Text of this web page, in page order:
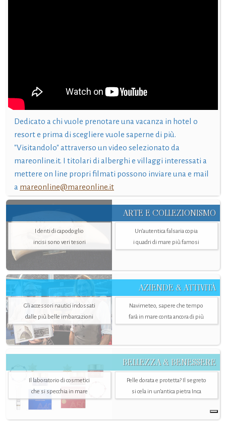
Dedicato a chi vuole prenotare una vacanza in hotel o
resort e prima di scegliere vuole saperne di più.
"Visitandolo" attraverso un video selezionato da
mareonline.it. I titolari di alberghi e villaggi interessati a
mettere on line propri filmati possono inviare una e mail
a mareonline@mareonline.it
ARTE E COLLEZIONISMO
I denti di capodoglio
incisi sono veri tesori
Un’autentica falsaria copia
i quadri di mare più famosi
AZIENDE & ATTIVITÀ
Gli accessori nautici indossati
dalle più belle imbarcazioni
Navimeteo, sapere che tempo
farà in mare conta ancora di più
BELLEZZA & BENESSERE
Il laboratorio di cosmetici
che si specchia in mare
Pelle dorata e protetta? Il segreto
si cela in un’antica pietra Inca